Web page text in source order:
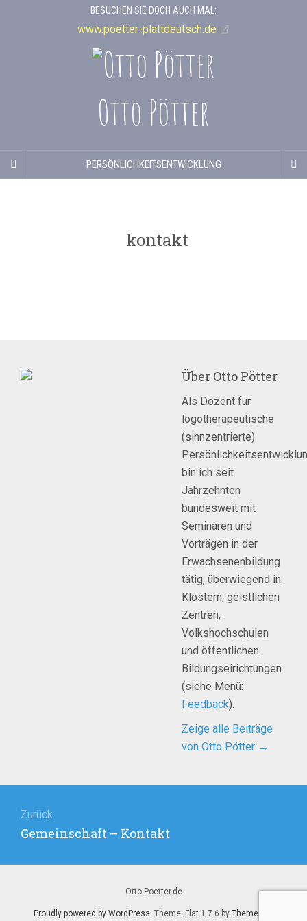
BESUCHEN SIE DOCH AUCH MAL:
www.poetter-plattdeutsch.de
Otto Pötter
PERSÖNLICHKEITSENTWICKLUNG
kontakt
Über Otto Pötter
Als Dozent für
logotherapeutische
(sinnzentrierte)
bin ich seit
Jahrzehnten
bundesweit mit
Seminaren und
Vorträgen in der
Erwachsenenbildung
tätig, überwiegend in
Klöstern, geistlichen
Zentren,
Volkshochschulen
und öffentlichen
Bildungseirichtungen
(siehe Menü:
Feedback).
Zeige alle Beiträge
von Otto Pötter →
Zurück
Vorheriger
Gemeinschaft – Kontakt
Otto-Poetter.de
Proudly powered by WordPress . Theme: Flat 1.7.6 by Themeisle